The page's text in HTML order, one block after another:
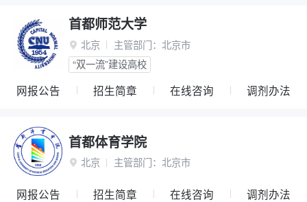
首都师范大学
 北京 主管部门： 北京市
“双一流”建设高校
网报公告 招生简章 在线咨询 调剂办法
首都体育学院
 北京 主管部门： 北京市
网报公告 招生简章 在线咨询 调剂办法